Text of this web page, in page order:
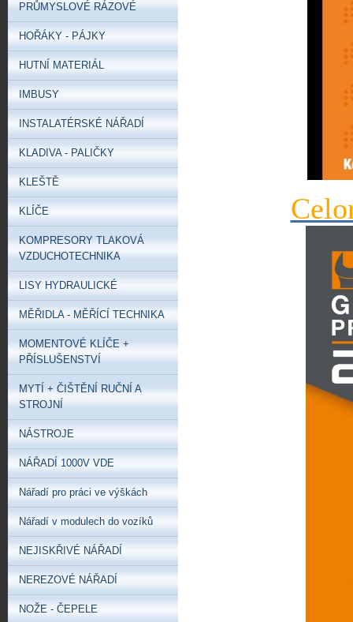
PRŮMYSLOVÉ RÁZOVÉ
HOŘÁKY - PÁJKY
HUTNÍ MATERIÁL
IMBUSY
INSTALATÉRSKÉ NÁŘADÍ
KLADIVA - PALIČKY
KLEŠTĚ
KLÍČE
KOMPRESORY TLAKOVÁ
VZDUCHOTECHNIKA
LISY HYDRAULICKÉ
MĚŘIDLA - MĚŘÍCÍ TECHNIKA
MOMENTOVÉ KLÍČE +
PŘÍSLUŠENSTVÍ
MYTÍ + ČIŠTĚNÍ RUČNÍ A
STROJNÍ
NÁSTROJE
NÁŘADÍ 1000V VDE
Nářadí pro práci ve výškách
Nářadí v modulech do vozíků
NEJISKŘIVÉ NÁŘADÍ
NEREZOVÉ NÁŘADÍ
NOŽE - ČEPELE